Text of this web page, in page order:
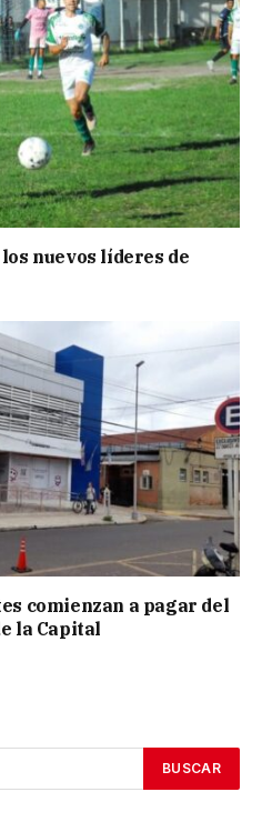
nuevos líderes de
comienzan a pagar del
la Capital